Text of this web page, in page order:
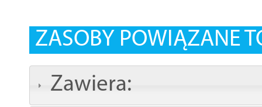
ZASOBY POWIĄZANE
Zawiera: